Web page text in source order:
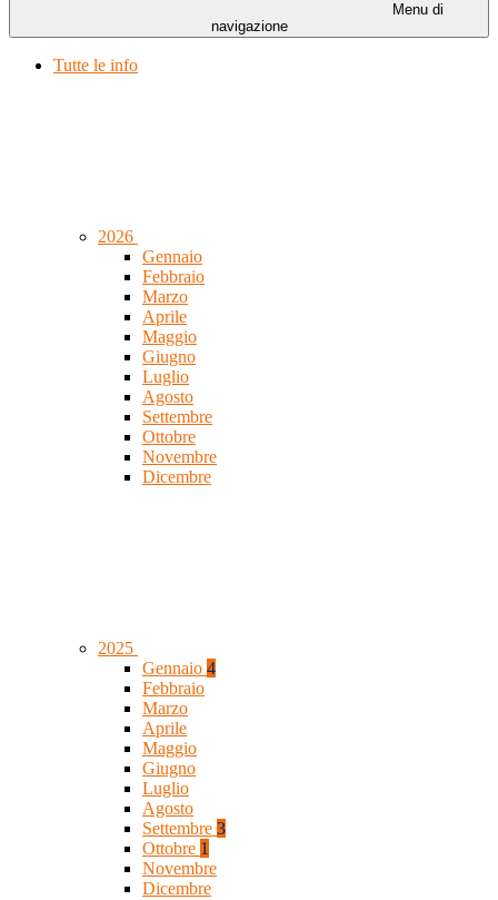
Menu di
navigazione
Tutte le info
2026
Gennaio
Febbraio
Marzo
Aprile
Maggio
Giugno
Luglio
Agosto
Settembre
Ottobre
Novembre
Dicembre
2025
Gennaio 4
Febbraio
Marzo
Aprile
Maggio
Giugno
Luglio
Agosto
Settembre 3
Ottobre 1
Novembre
Dicembre